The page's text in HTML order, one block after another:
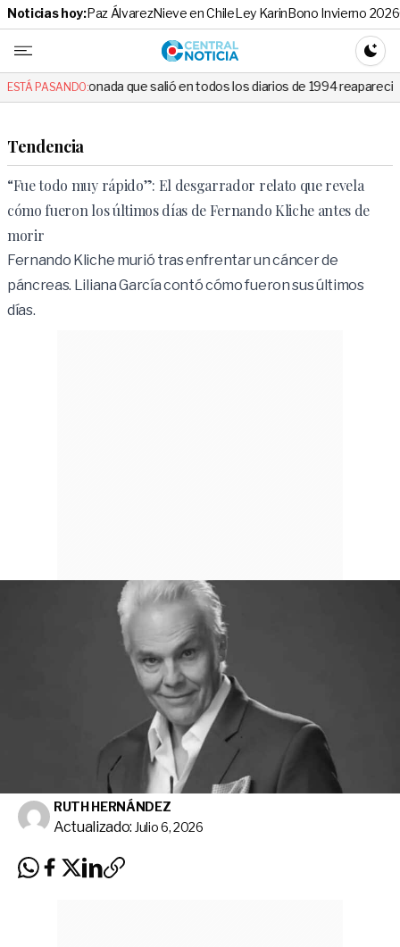
Noticias hoy:Paz ÁlvarezNieve en ChileLey KarinBono Invierno 2026
Central
ESTÁ PASANDO:
que salió en todos los diarios de 1994 reapareció e hizo llorar a
Tendencia
“Fue todo muy rápido”: El desgarrador relato que revela
cómo fueron los últimos días de Fernando Kliche antes de
morir
Fernando Kliche murió tras enfrentar un cáncer de
páncreas. Liliana García contó cómo fueron sus últimos
días.
RUTH HERNÁNDEZ
Actualizado: Julio 6, 2026